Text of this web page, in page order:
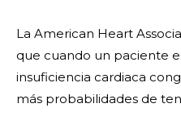
La American Heart
que cuando un paciente
insuficiencia cardiaca
más probabilidades de